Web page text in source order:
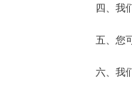
四、 我
五、 您
六、 我